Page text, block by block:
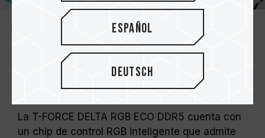
Equipada con chip de control RGB
inteligente y compatible con
varios programas de control de
iluminación
La T-FORCE DELTA RGB ECO DDR5 cuenta con
un chip de control RGB inteligente que admite
Español
Deutsch